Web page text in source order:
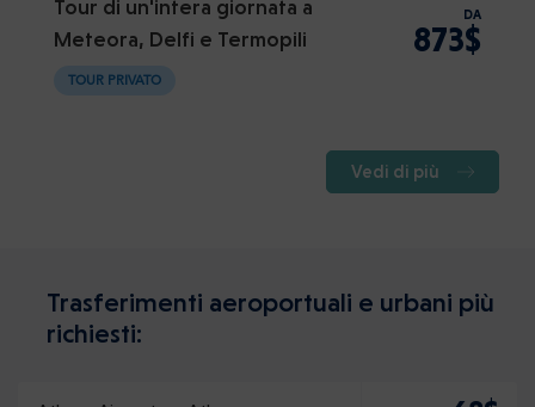
Tour di un'intera giornata a
Meteora, Delfi e Termopili
DA
873$
TOUR PRIVATO
Vedi di più
Trasferimenti aeroportuali e urbani più
richiesti: